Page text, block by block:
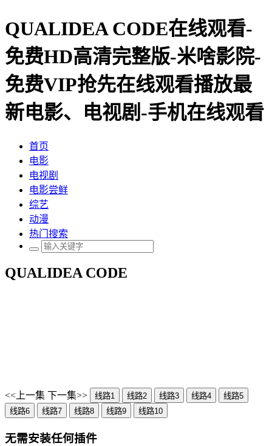
QUALIDEA CODE在线观看-
免费HD高清完整版-米啥影院-
免费VIP抢先在线观看播放最
新电影、电视剧-手机在线观看
首页
电影
电视剧
电影尝鲜
综艺
动漫
热门搜索
QUALIDEA CODE
<<上一集 下一集>> 线路1 线路2 线路3 线路4
线路5
线路6
线路7 线路8 线路9 线路10
无需安装任何插件